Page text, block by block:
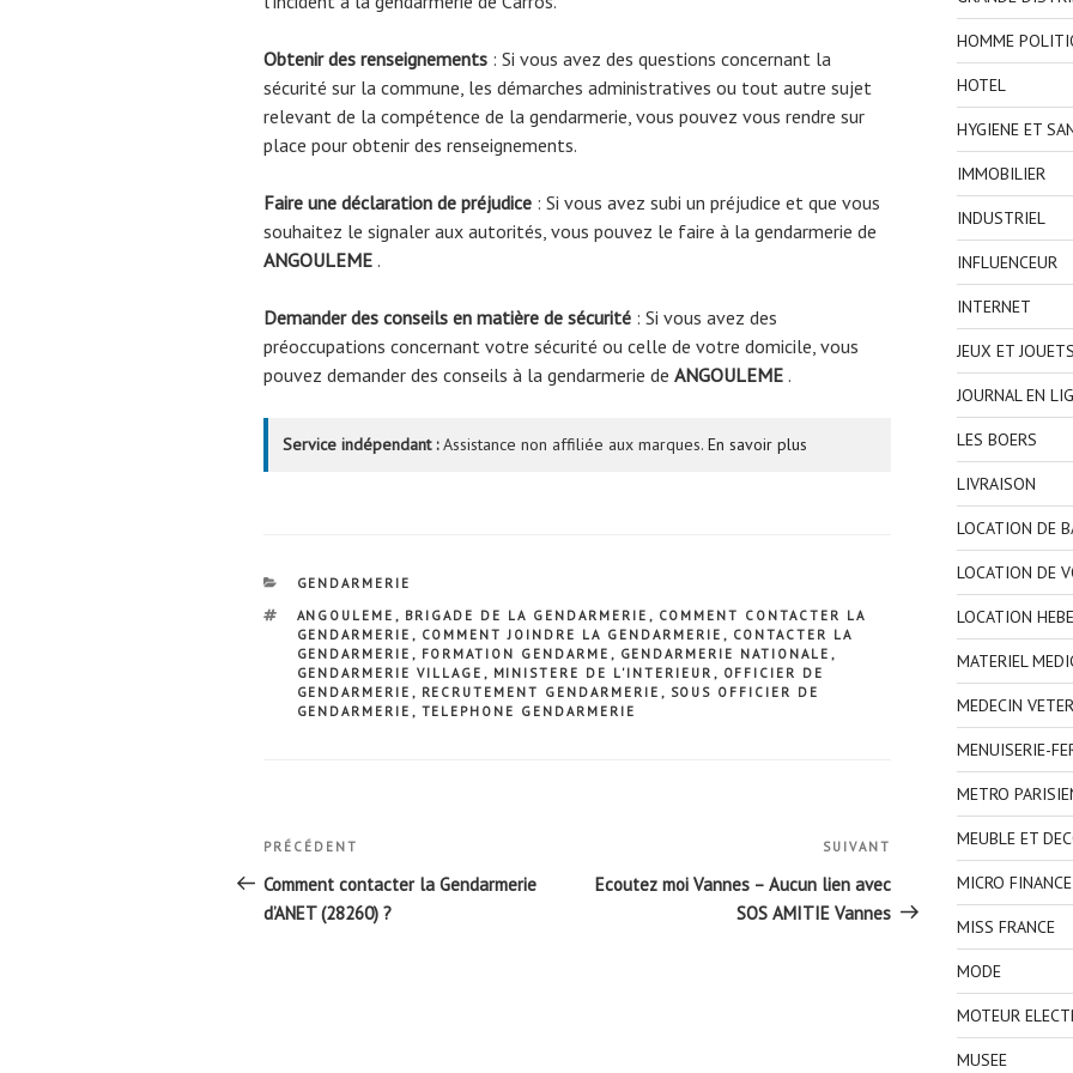
Obtenir des renseignements : Si vous avez des questions concernant la
sécurité sur la commune, les démarches administratives ou tout autre sujet
relevant de la compétence de la gendarmerie, vous pouvez vous rendre sur
place pour obtenir des renseignements.
Faire une déclaration de préjudice : Si vous avez subi un préjudice et que vous
souhaitez le signaler aux autorités, vous pouvez le faire à la gendarmerie de
ANGOULEME .
Demander des conseils en matière de sécurité : Si vous avez des
préoccupations concernant votre sécurité ou celle de votre domicile, vous
pouvez demander des conseils à la gendarmerie de ANGOULEME .
Service indépendant :Assistance non affiliée aux marques. En savoir plus
CATÉGORIES
GENDARMERIE
ÉTIQUETTES
ANGOULEME , BRIGADE DE LA GENDARMERIE , COMMENT CONTACTER LA
GENDARMERIE , COMMENT JOINDRE LA GENDARMERIE , CONTACTER LA
GENDARMERIE , FORMATION GENDARME , GENDARMERIE NATIONALE ,
GENDARMERIE VILLAGE , MINISTERE DE L'INTERIEUR , OFFICIER DE
GENDARMERIE , RECRUTEMENT GENDARMERIE , SOUS OFFICIER DE
GENDARMERIE , TELEPHONE GENDARMERIE
Navigation
de
l’article
Article
précédent
PRÉCÉDENT
Comment contacter la Gendarmerie
d’ANET (28260) ?
suivant
SUIVANT
Ecoutez moi Vannes – Aucun lien avec
SOS AMITIE Vannes
HOMME
HOTEL
HYGIENE ET
IMMOBILIER
INDUSTRIEL
INFLUENCEUR
INTERNET
JEUX ET JOUETS
JOURNAL EN
LES BOERS
LIVRAISON
LOCATION DE
LOCATION DE
LOCATION
MATERIEL
MEDECIN
MENUISERIE-
METRO
MEUBLE ET
MICRO FINANCE
MISS FRANCE
MODE
MOTEUR
MUSEE